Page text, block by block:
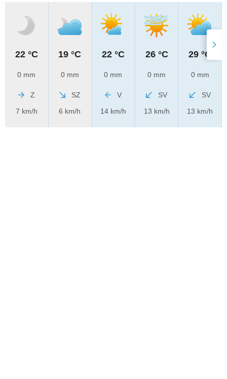
22 °C
0 mm
Z
7 km/h
19 °C
0 mm
SZ
6 km/h
22 °C
0 mm
V
14 km/h
26 °C
0 mm
SV
13 km/h
29 °C
0 mm
SV
13 km/h